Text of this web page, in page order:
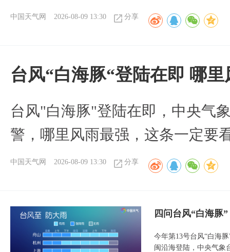
中国天气网 2026-08-09 13:30 分享
台风“白海豚“登陆在即 哪
台风"白海豚"登陆在即，中央气
警，哪里风雨最强，这条一定要
中国天气网 2026-08-09 13:30 分享
四问台风“白海豚
今年第13号台风“白海
闽沿海登陆，中央气象